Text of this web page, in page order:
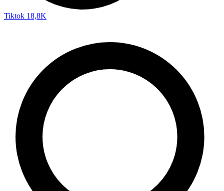
Tiktok 18,8K